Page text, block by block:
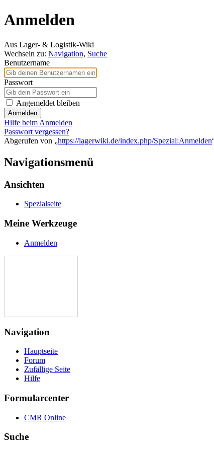
Anmelden
Aus Lager- & Logistik-Wiki
Wechseln zu: Navigation, Suche
Benutzername
Passwort
Angemeldet bleiben
Anmelden
Hilfe beim Anmelden
Passwort vergessen?
Abgerufen von „https://lagerwiki.de/index.php/Spezial:Anmelden
Navigationsmenü
Ansichten
Spezialseite
Meine Werkzeuge
Anmelden
Navigation
Hauptseite
Forum
Zufällige Seite
Hilfe
Formularcenter
CMR Online
Suche